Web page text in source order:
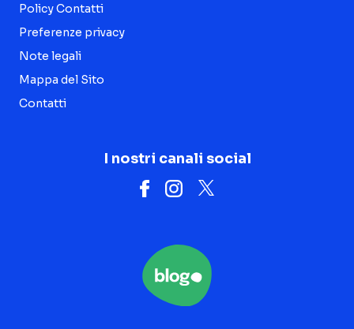
Policy Contatti
Preferenze privacy
Note legali
Mappa del Sito
Contatti
I nostri canali social